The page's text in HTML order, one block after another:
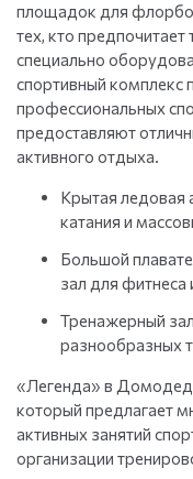
площадок для
тех, кто
специально
спортивный комплекс
профессиональных
предоставляют
активного отдыха.
Крытая ледовая
катания и
Большой
зал для фитнеса
Тренажерный
разнообразных
«Легенда» в
который предлагает
активных занятий
организации